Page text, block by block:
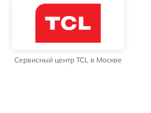
Сервисный центр TCL в Москве